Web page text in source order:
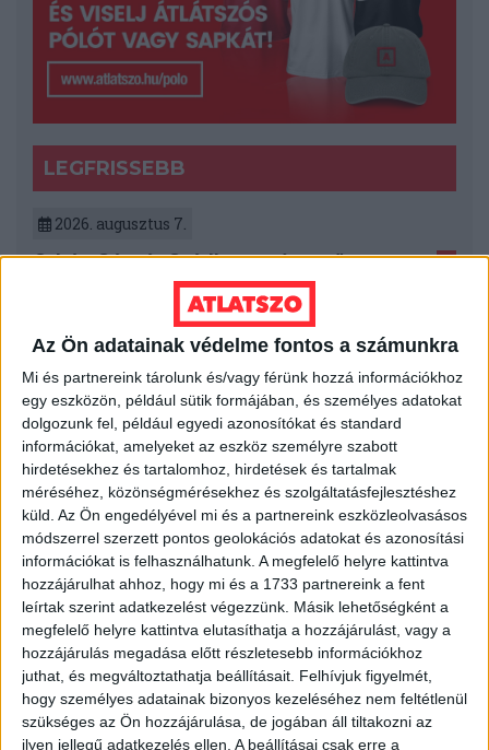
Az Ön adatainak védelme fontos a számunkra
Mi és partnereink tárolunk és/vagy férünk hozzá információkhoz
egy eszközön, például sütik formájában, és személyes adatokat
dolgozunk fel, például egyedi azonosítókat és standard
információkat, amelyeket az eszköz személyre szabott
hirdetésekhez és tartalomhoz, hirdetések és tartalmak
méréséhez, közönségmérésekhez és szolgáltatásfejlesztéshez
küld. Az Ön engedélyével mi és a partnereink eszközleolvasásos
módszerrel szerzett pontos geolokációs adatokat és azonosítási
információkat is felhasználhatunk. A megfelelő helyre kattintva
hozzájárulhat ahhoz, hogy mi és a 1733 partnereink a fent
leírtak szerint adatkezelést végezzünk. Másik lehetőségként a
megfelelő helyre kattintva elutasíthatja a hozzájárulást, vagy a
hozzájárulás megadása előtt részletesebb információkhoz
juthat, és megváltoztathatja beállításait. Felhívjuk figyelmét,
hogy személyes adatainak bizonyos kezeléséhez nem feltétlenül
szükséges az Ön hozzájárulása, de jogában áll tiltakozni az
ilyen jellegű adatkezelés ellen. A beállításai csak erre a
LEGFRISSEBB
2026. augusztus 7.
Orbán Gáspár Csádban, mérgező anyag
Újpesten és Rákospalotán
2026. augusztus 7.
„magyarországi vállalkozásoktól” 2025-
ben
2026. augusztus 6.
Mészárosék V-Híd Kft.-je behúzta az
első, 300 milliós tenderét a választások
óta
2026. augusztus 6.
Mi maradt mára a független sajtóból? –
podcast Mong Attilával az Átlátszó 15.
szülinapja alkalmából
2026. augusztus 5.